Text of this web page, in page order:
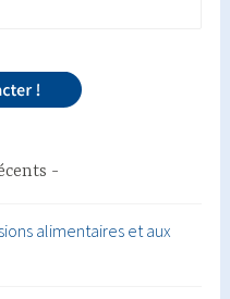
alimentaires et aux